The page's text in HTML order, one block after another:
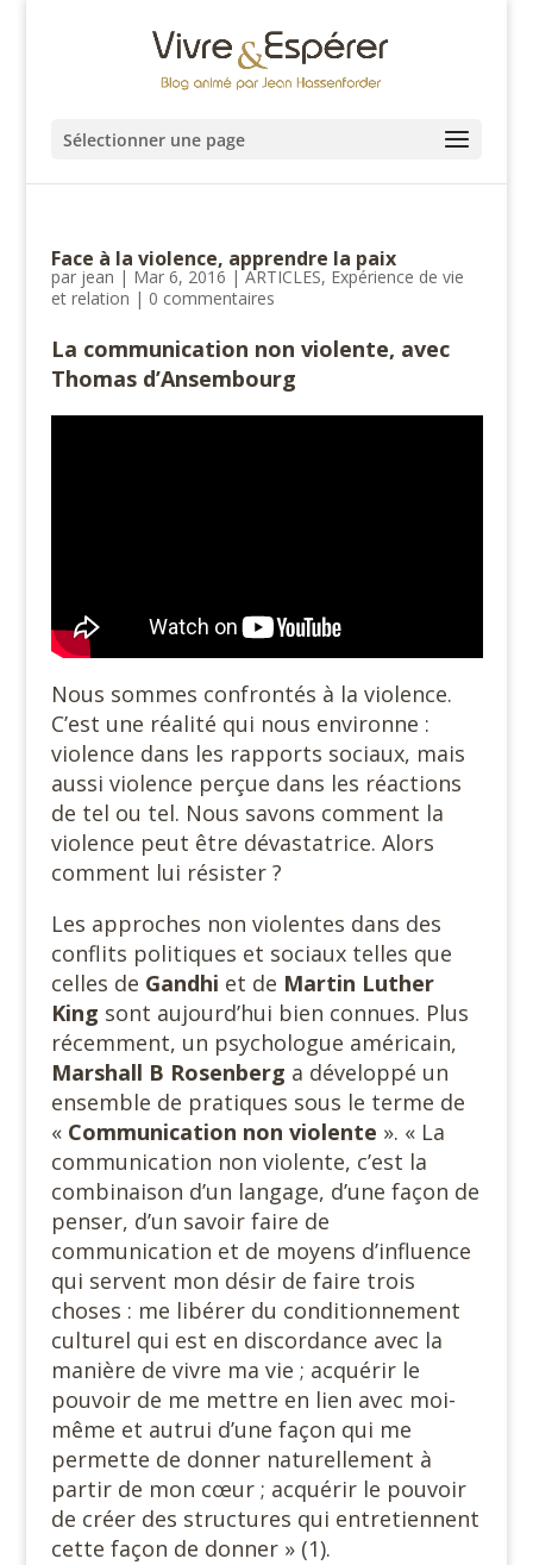
Sélectionner une page
Face à la violence, apprendre la paix
par jean | Mar 6, 2016 |ARTICLES, Expérience de vie
et relation | 0 commentaires
La communication non violente, avec
Thomas d’Ansembourg
Nous sommes confrontés à la violence.
C’est une réalité qui nous environne :
violence dans les rapports sociaux, mais
aussi violence perçue dans les réactions
de tel ou tel. Nous savons comment la
violence peut être dévastatrice. Alors
comment lui résister ?
Les approches non violentes dans des
conflits politiques et sociaux telles que
celles de Gandhi et de Martin Luther
King sont aujourd’hui bien connues. Plus
récemment, un psychologue américain,
Marshall B Rosenberg a développé un
ensemble de pratiques sous le terme de
« Communication non violente ». « La
communication non violente, c’est la
combinaison d’un langage, d’une façon de
penser, d’un savoir faire de
communication et de moyens d’influence
qui servent mon désir de faire trois
choses : me libérer du conditionnement
culturel qui est en discordance avec la
manière de vivre ma vie ; acquérir le
pouvoir de me mettre en lien avec moi-
même et autrui d’une façon qui me
permette de donner naturellement à
partir de mon cœur ; acquérir le pouvoir
de créer des structures qui entretiennent
cette façon de donner » (1).